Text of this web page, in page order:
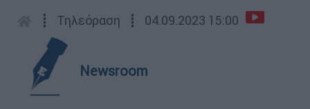
┋ Τηλεόραση ┋ 04.09.2023 15:00
Newsroom